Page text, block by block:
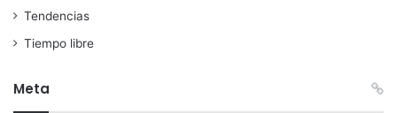
Tendencias
Tiempo libre
Meta